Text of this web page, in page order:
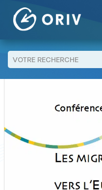
Aller au contenu
publications
Les
tendances récentes -
Panneau de gestion des